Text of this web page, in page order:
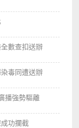
數查扣送辦
毒同遭送辦
播強勢驅離
功攔截